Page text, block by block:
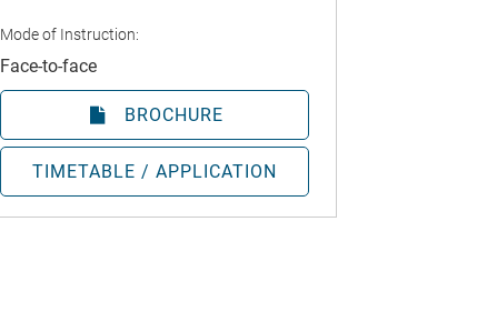
Mode of Instruction:
Face-to-face
BROCHURE
TIMETABLE / APPLICATION